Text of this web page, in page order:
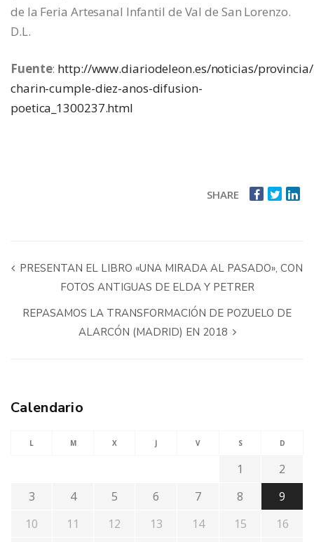
de la Feria Artesanal Infantil de Val de San Lorenzo.
D.L.
Fuente: http://www.diariodeleon.es/noticias/
charin-cumple-diez-anos-difusion-
poetica_1300237.html
SHARE
PRESENTAN EL LIBRO «UNA MIRADA AL PASADO», CON
FOTOS ANTIGUAS DE ELDA Y PETRER
REPASAMOS LA TRANSFORMACIÓN DE POZUELO DE
ALARCÓN (MADRID) EN 2018
Calendario
L M X J V S D
1
2
3
4 5 6 7 8
9
10
11 12 13 14 15 16